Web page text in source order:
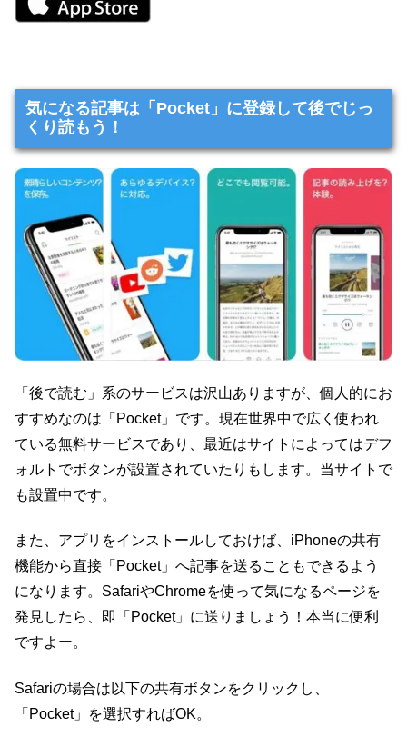
気になる記事は「Pocket」に登録して後でじっ
くり読もう！
「後で読む」系のサービスは沢山ありますが、個人的にお
すすめなのは「Pocket」です。現在世界中で広く使われ
ている無料サービスであり、最近はサイトによってはデフ
ォルトでボタンが設置されていたりもします。当サイトで
も設置中です。
また、アプリをインストールしておけば、iPhoneの共有
機能から直接「Pocket」へ記事を送ることもできるよう
になります。SafariやChromeを使って気になるページを
発見したら、即「Pocket」に送りましょう！本当に便利
ですよー。
Safariの場合は以下の共有ボタンをクリックし、
「Pocket」を選択すればOK。